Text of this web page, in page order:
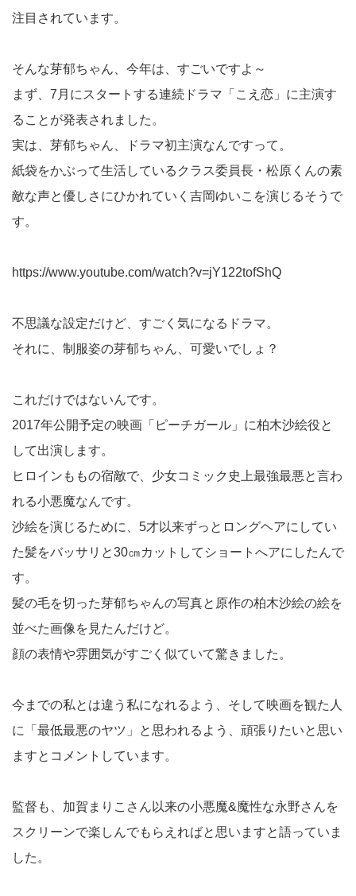
注目されています。
そんな芽郁ちゃん、今年は、すごいですよ～
まず、7月にスタートする連続ドラマ「こえ恋」に主演す
ることが発表されました。
実は、芽郁ちゃん、ドラマ初主演なんですって。
紙袋をかぶって生活しているクラス委員長・松原くんの素
敵な声と優しさにひかれていく吉岡ゆいこを演じるそうで
す。
https://www.youtube.com/watch?v=jY122tofShQ
不思議な設定だけど、すごく気になるドラマ。
それに、制服姿の芽郁ちゃん、可愛いでしょ？
これだけではないんです。
2017年公開予定の映画「ピーチガール」に柏木沙絵役と
して出演します。
ヒロインももの宿敵で、少女コミック史上最強最悪と言わ
れる小悪魔なんです。
沙絵を演じるために、5才以来ずっとロングヘアにしてい
た髪をバッサリと30㎝カットしてショートへアにしたんで
す。
髪の毛を切った芽郁ちゃんの写真と原作の柏木沙絵の絵を
並べた画像を見たんだけど。
顔の表情や雰囲気がすごく似ていて驚きました。
今までの私とは違う私になれるよう、そして映画を観た人
に「最低最悪のヤツ」と思われるよう、頑張りたいと思い
ますとコメントしています。
監督も、加賀まりこさん以来の小悪魔&魔性な永野さんを
スクリーンで楽しんでもらえればと思いますと語っていま
した。